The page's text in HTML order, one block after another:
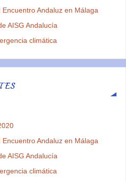
Andaluz en Málaga
AISG Andalucía
climática
Andaluz en Málaga
AISG Andalucía
climática